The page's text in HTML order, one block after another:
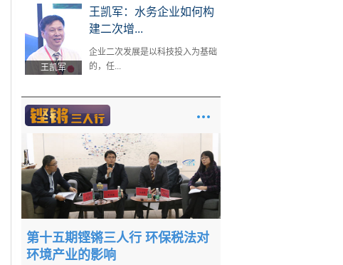
王凯军
王凯军：水务企业如何构
建二次增...
企业二次发展是以科技投入为基础
的，任...
第十五期铿锵三人行 环保税法对
环境产业的影响